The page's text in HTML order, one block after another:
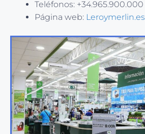
Teléfonos: +34.965.900.000
Página web: Leroymerlin.es